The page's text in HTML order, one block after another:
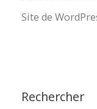
Site de
Rechercher